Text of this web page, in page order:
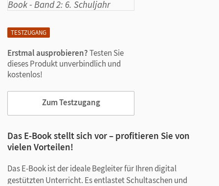
TESTZUGANG
Erstmal ausprobieren?Testen Sie
dieses Produkt unverbindlich und
kostenlos!
Zum Testzugang
Das E-Book stellt sich vor – profitieren Sie von
vielen Vorteilen!
Das E-Book ist der ideale Begleiter für Ihren digital
gestützten Unterricht. Es entlastet Schultaschen und